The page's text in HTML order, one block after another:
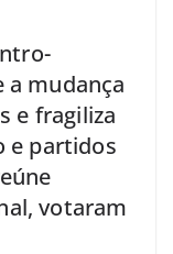
a mudança
e fragiliza
e partidos
votaram